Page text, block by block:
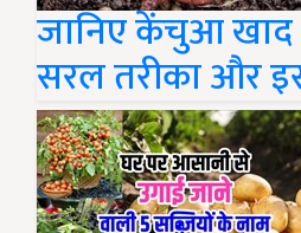
जानिए केंचुआ खाद
सरल तरीका और